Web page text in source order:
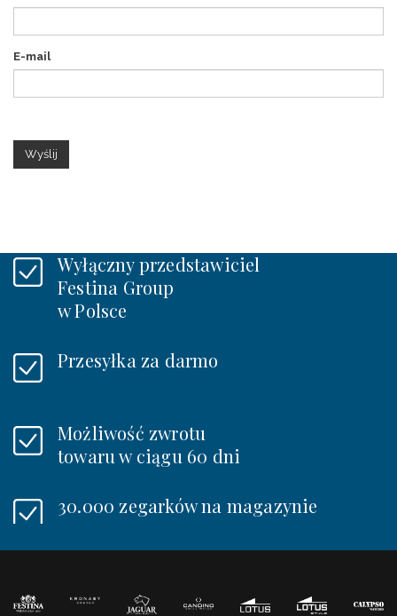
E-mail
Wyślij
Wyłączny przedstawiciel
Festina Group
w Polsce
Przesyłka za darmo
Możliwość zwrotu
towaru w ciągu 60 dni
30.000 zegarków na magazynie